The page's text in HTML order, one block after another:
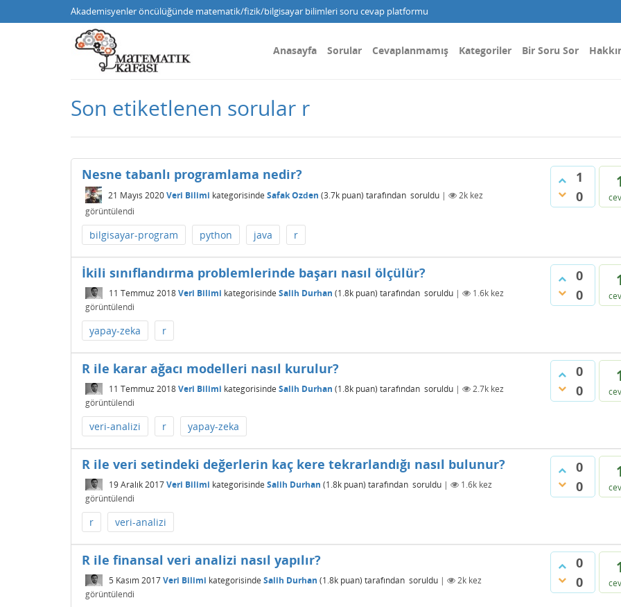
Akademisyenler öncülüğünde matematik/fizik/bilgisayar bilimleri soru cevap platformu
Anasayfa Sorular Cevaplanmamış Kategoriler Bir Soru Sor
Son etiketlenen sorular r
1
0
Nesne tabanlı programlama nedir?
21 Mayıs 2020Veri Bilimi kategorisinde Safak Ozden (3.7k puan) tarafından soruldu | 2k kez
görüntülendi
bilgisayar-program python java r
0
0
İkili sınıflandırma problemlerinde başarı nasıl ölçülür?
11 Temmuz 2018Veri Bilimi kategorisinde Salih Durhan (1.8k puan) tarafından soruldu | 1.6k kez
görüntülendi
yapay-zeka r
0
0
R ile karar ağacı modelleri nasıl kurulur?
11 Temmuz 2018Veri Bilimi kategorisinde Salih Durhan (1.8k puan) tarafından soruldu | 2.7k kez
görüntülendi
veri-analizi r yapay-zeka
0
0
R ile veri setindeki değerlerin kaç kere tekrarlandığı nasıl bulunur?
19 Aralık 2017Veri Bilimi kategorisinde Salih Durhan (1.8k puan) tarafından soruldu | 1.6k kez
görüntülendi
r veri-analizi
0
0
R ile finansal veri analizi nasıl yapılır?
5 Kasım 2017Veri Bilimi kategorisinde Salih Durhan (1.8k puan) tarafından soruldu | 2k kez
görüntülendi